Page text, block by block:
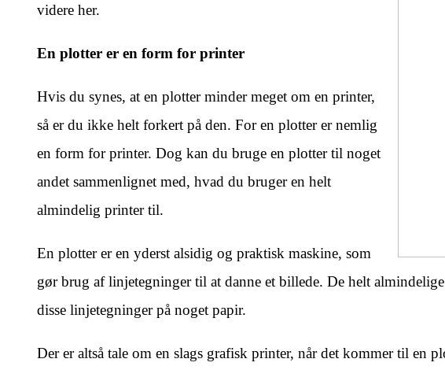
videre her.
En plotter er en form for printer
Hvis du synes, at en plotter minder meget om en printer,
så er du ikke helt forkert på den. For en plotter er nemlig
en form for printer. Dog kan du bruge en plotter til noget
andet sammenlignet med, hvad du bruger en helt
almindelig printer til.
En plotter er en yderst alsidig og praktisk maskine, som
gør brug af linjetegninger til at danne et billede. De helt
disse linjetegninger på noget papir.
Der er altså tale om en slags grafisk printer, når det kommer til en